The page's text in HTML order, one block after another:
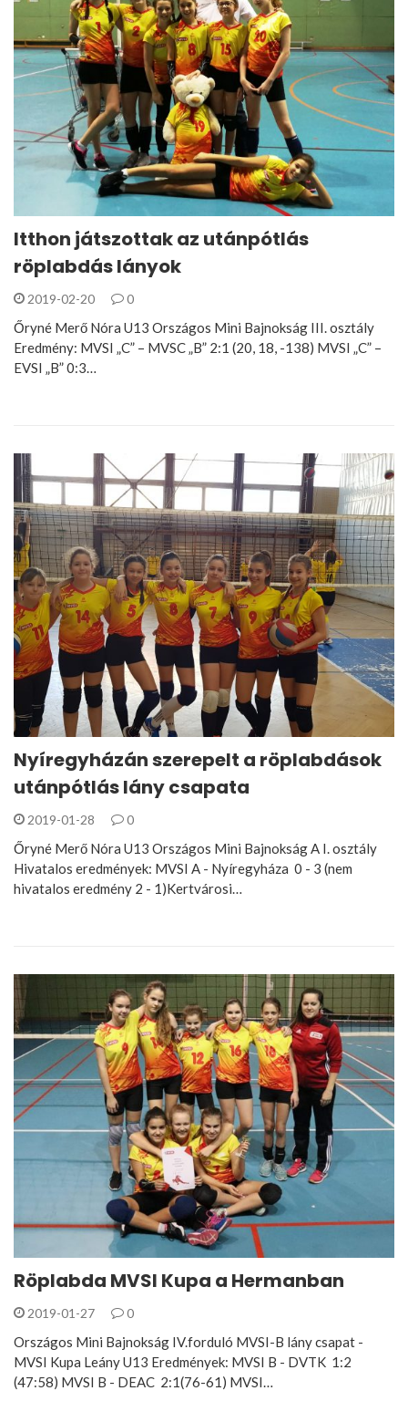
Itthon játszottak az utánpótlás
röplabdás lányok
2019-02-20 0
Őryné Merő Nóra U13 Országos Mini Bajnokság III. osztály
Eredmény: MVSI „C” – MVSC „B” 2:1 (20, 18, -138) MVSI „C” –
EVSI „B” 0:3…
Nyíregyházán szerepelt a röplabdások
utánpótlás lány csapata
2019-01-28 0
Őryné Merő Nóra U13 Országos Mini Bajnokság A I. osztály
Hivatalos eredmények: MVSI A - Nyíregyháza 0 - 3 (nem
hivatalos eredmény 2 - 1)Kertvárosi…
Röplabda MVSI Kupa a Hermanban
2019-01-27 0
Országos Mini Bajnokság IV.forduló MVSI-B lány csapat -
MVSI Kupa Leány U13 Eredmények: MVSI B - DVTK 1:2
(47:58) MVSI B - DEAC 2:1(76-61) MVSI…